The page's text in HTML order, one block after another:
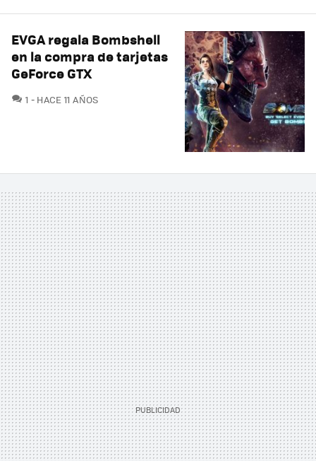
EVGA regala Bombshell
en la compra de tarjetas
GeForce GTX
1 COMENTARIOS
HACE 11 AÑOS